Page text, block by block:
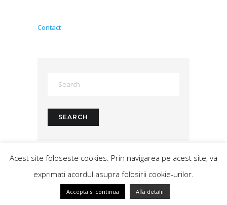
Contact
ETICHETE
asimetrica autobuz baschet bihor
Acest site foloseste cookies. Prin navigarea pe acest site, va
exprimati acordul asupra folosirii cookie-urilor.
Accepta si continua Afla detalii